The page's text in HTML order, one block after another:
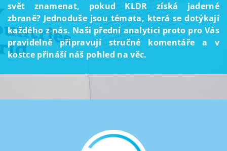
svět znamenat, pokud KLDR získá jaderné
zbraně? Jednoduše jsou témata, která se dotýkají
každého z nás. Naši přední analytici proto pro Vás
pravidelně připravují stručné komentáře a v
kostce přináší náš pohled na věc.